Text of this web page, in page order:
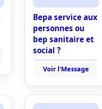
Bepa service aux
personnes ou
bep sanitaire et
social ?
Voir l'Message